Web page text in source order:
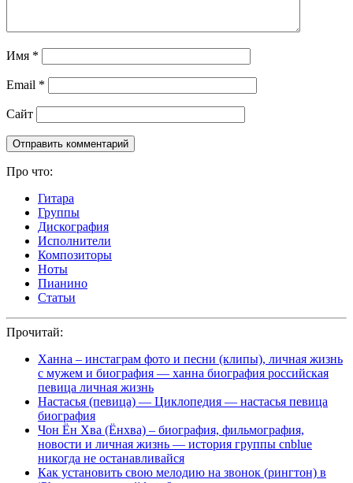
Имя *
Email *
Сайт
Про что:
Гитара
Группы
Дискография
Исполнители
Композиторы
Ноты
Пианино
Статьи
Прочитай:
Ханна – инстаграм фото и песни (клипы), личная жизнь
с мужем и биография — ханна биография российская
певица личная жизнь
Настасья (певица) — Циклопедия — настасья певица
биография
Чон Ён Хва (Ёнхва) – биография, фильмография,
новости и личная жизнь — история группы cnblue
никогда не останавливайся
Как установить свою мелодию на звонок (рингтон) в